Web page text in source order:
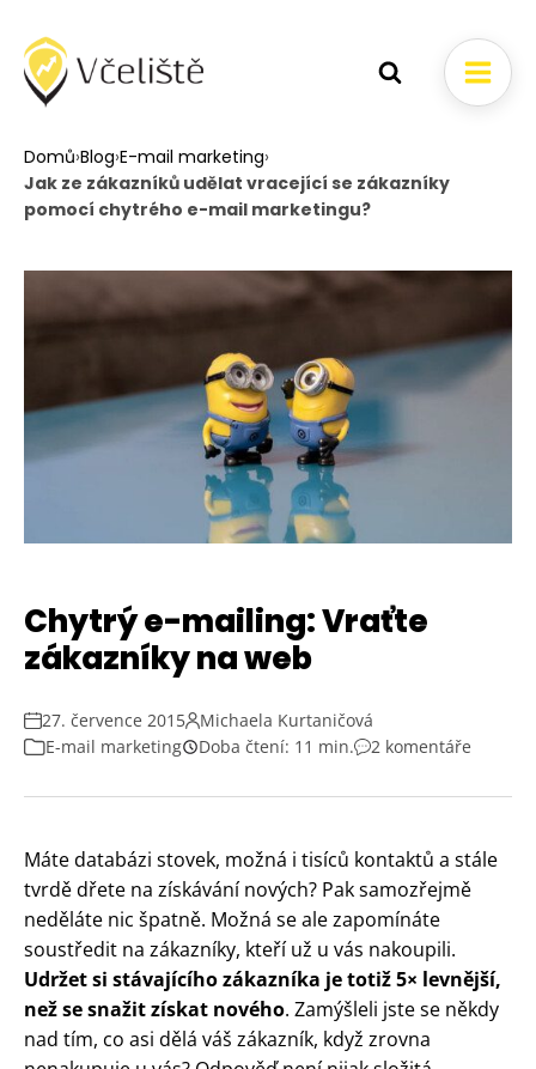
Domů›Blog›E-mail marketing›
Jak ze zákazníků udělat vracející se zákazníky
pomocí chytrého e-mail marketingu?
Chytrý e-mailing: Vraťte
zákazníky na web
27. července 2015
Michaela Kurtaničová
E-mail marketing
Doba čtení: 11 min. 2 komentáře
Máte databázi stovek, možná i tisíců kontaktů a stále
tvrdě dřete na získávání nových? Pak samozřejmě
neděláte nic špatně. Možná se ale zapomínáte
soustředit na zákazníky, kteří už u vás nakoupili.
Udržet si stávajícího zákazníka je totiž 5× levnější,
než se snažit získat nového. Zamýšleli jste se někdy
nad tím, co asi dělá váš zákazník, když zrovna